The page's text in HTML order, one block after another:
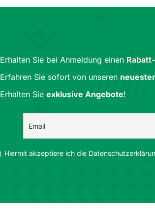
Erhalten Sie bei Anmeldung einen
Erfahren Sie sofort von unseren
Erhalten Sie exklusive Angebote!
Hiermit akzeptiere ich die